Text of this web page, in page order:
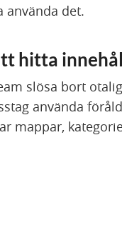
använda det.
hitta
slösa bort
använda
mappar,